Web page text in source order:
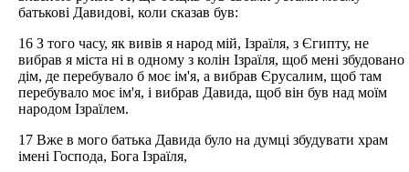
батькові Давидові, коли сказав був:
16 З того часу, як вивів я народ мій, Ізраїля, з Єгипту, не
вибрав я міста ні в одному з колін Ізраїля, щоб мені збудовано
дім, де перебувало б моє ім'я, а вибрав Єрусалим, щоб там
перебувало моє ім'я, і вибрав Давида, щоб він був над моїм
народом Ізраїлем.
17 Вже в мого батька Давида було на думці збудувати храм
імені Господа, Бога Ізраїля,